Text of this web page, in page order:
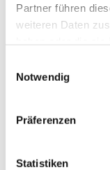
Partner führen
weiteren Daten
Notwendig
Präferenzen
Statistiken
Dies